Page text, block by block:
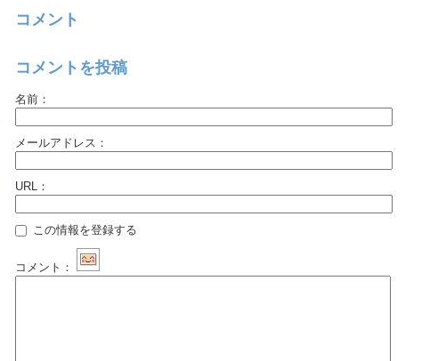
コメント
コメントを投稿
名前：
メールアドレス：
URL：
この情報を登録する
コメント：